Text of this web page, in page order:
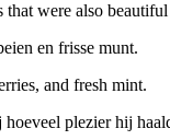
were also
en frisse munt.
and fresh mint.
plezier hij